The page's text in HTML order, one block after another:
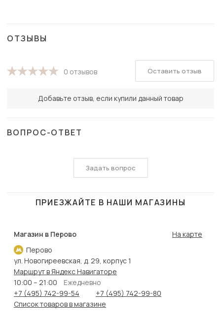
ОТЗЫВЫ
0 отзывов
Добавьте отзыв, если купили данный товар
Оставить отзыв
ВОПРОС-ОТВЕТ
Задать вопрос
ПРИЕЗЖАЙТЕ В НАШИ МАГАЗИНЫ
Магазин в Перово
Перово
На карте
ул. Новогиреевская, д. 29, корпус 1
Маршрут в Яндекс Навигаторе
10:00 – 21:00
Ежедневно
+7 (495) 742-99-54
+7 (495) 742-99-80
Список товаров в магазине